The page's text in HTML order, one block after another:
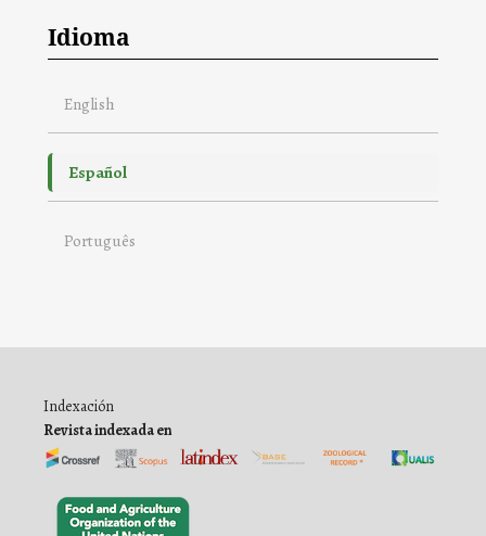
Idioma
English
Español
Português
Indexación
Revista indexada en